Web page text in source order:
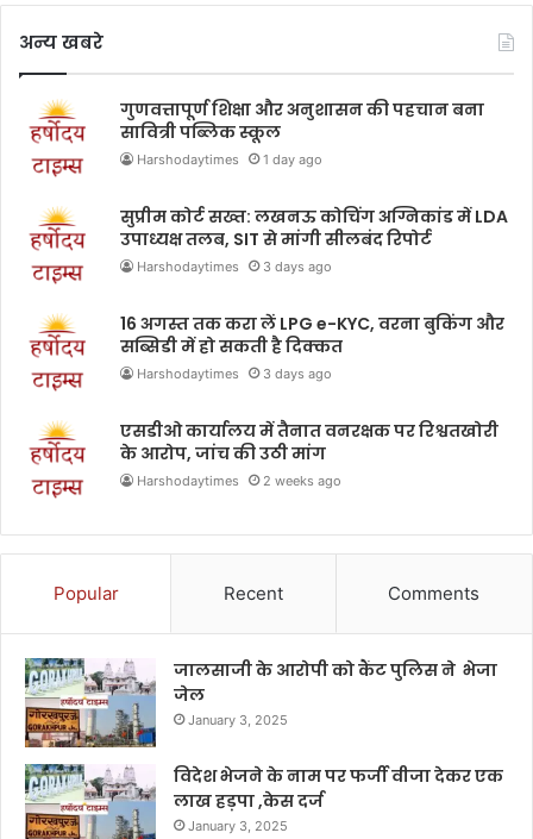
अन्य खबरे
गुणवत्तापूर्ण शिक्षा और अनुशासन की पहचान बना
सावित्री पब्लिक स्कूल
Harshodaytimes 1 day ago
सुप्रीम कोर्ट सख्त: लखनऊ कोचिंग अग्निकांड में LDA
उपाध्यक्ष तलब, SIT से मांगी सीलबंद रिपोर्ट
Harshodaytimes 3 days ago
16 अगस्त तक करा लें LPG e-KYC, वरना बुकिंग और
सब्सिडी में हो सकती है दिक्कत
Harshodaytimes 3 days ago
एसडीओ कार्यालय में तैनात वनरक्षक पर रिश्वतखोरी
के आरोप, जांच की उठी मांग
Harshodaytimes 2 weeks ago
Popular Recent Comments
जालसाजी के आरोपी को कैंट पुलिस ने भेजा
जेल
January 3, 2025
विदेश भेजने के नाम पर फर्जी वीजा देकर एक
लाख हड़पा ,केस दर्ज
January 3, 2025